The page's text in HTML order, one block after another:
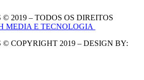
2019 – TODOS OS DIREITOS
MEDIA E TECNOLOGIA
COPYRIGHT 2019 – DESIGN BY: